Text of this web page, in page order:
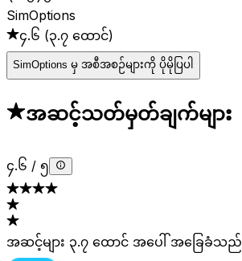
SimOptions
၄.၆ (၃.၇ ထောင်)
SimOptions မှ အစီအစဉ်များကို ပိုမိုပြပါ
အဆင့်သတ်မှတ်ချက်များ
၄.၆ / ၅
အဆင့်များ ၃.၇ ထောင် အပေါ် အခြေခံသည်